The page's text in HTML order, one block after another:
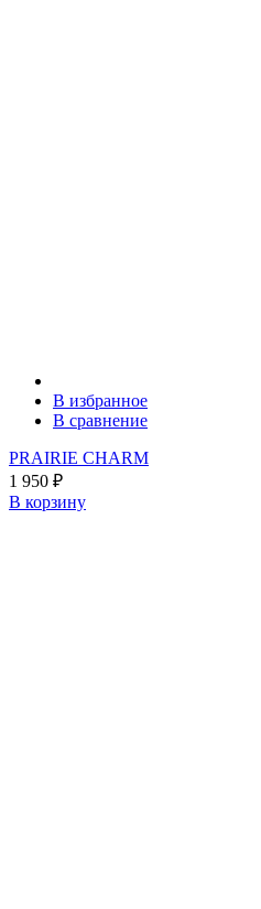
В избранное
В сравнение
PRAIRIE CHARM
1 950 ₽
В корзину